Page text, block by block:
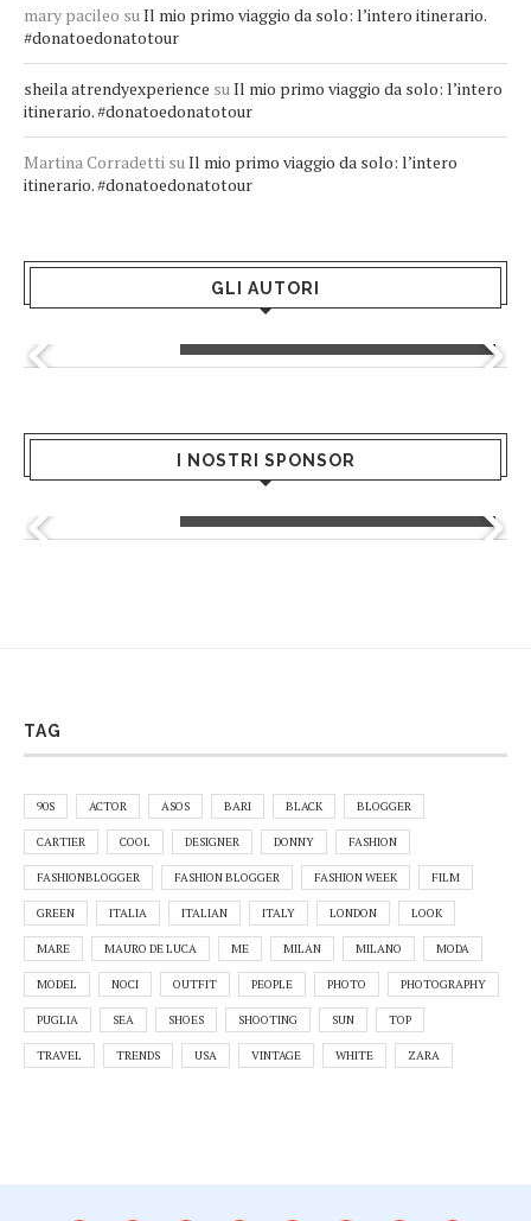
mary pacileo suIl mio primo viaggio da solo: l’intero itinerario.
#donatoedonatotour
sheila atrendyexperience suIl mio primo viaggio da solo: l’intero
itinerario. #donatoedonatotour
Martina Corradetti suIl mio primo viaggio da solo: l’intero
itinerario. #donatoedonatotour
GLI AUTORI
I NOSTRI SPONSOR
TAG
90S ACTOR ASOS BARI BLACK BLOGGER
CARTIER COOL DESIGNER DONNY FASHION
FASHIONBLOGGER FASHION BLOGGER FASHION WEEK FILM
GREEN ITALIA ITALIAN ITALY LONDON LOOK
MARE MAURO DE LUCA ME MILAN MILANO MODA
MODEL NOCI OUTFIT PEOPLE PHOTO PHOTOGRAPHY
PUGLIA SEA SHOES SHOOTING SUN TOP
TRAVEL TRENDS USA VINTAGE WHITE ZARA